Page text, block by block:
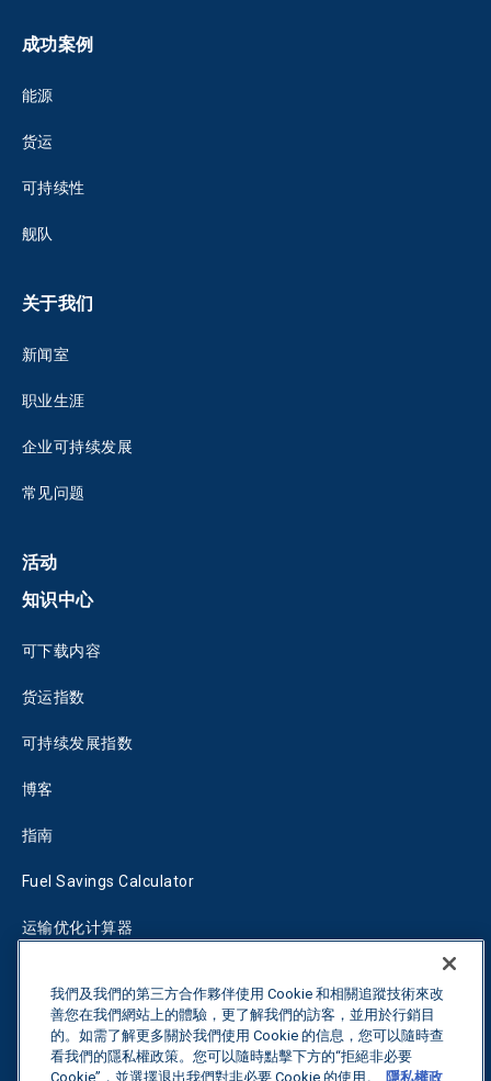
成功案例
能源
货运
可持续性
舰队
关于我们
新闻室
职业生涯
企业可持续发展
常见问题
活动
知识中心
可下载内容
货运指数
可持续发展指数
博客
指南
Fuel Savings Calculator
运输优化计算器
联系我们
我們及我們的第三方合作夥伴使用 Cookie 和相關追蹤技術來改
善您在我們網站上的體驗，更了解我們的訪客，並用於行銷目
的。如需了解更多關於我們使用 Cookie 的信息，您可以隨時查
看我們的隱私權政策。您可以隨時點擊下方的“拒絕非必要
Cookie”，並選擇退出我們對非必要 Cookie 的使用。
隱私權政